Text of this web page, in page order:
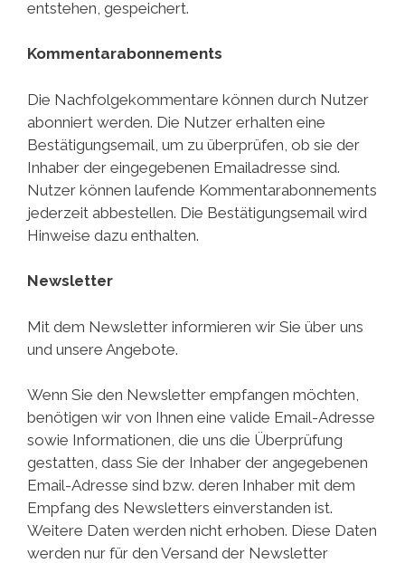
entstehen, gespeichert.
Kommentarabonnements
Die Nachfolgekommentare können durch Nutzer
abonniert werden. Die Nutzer erhalten eine
Bestätigungsemail, um zu überprüfen, ob sie der
Inhaber der eingegebenen Emailadresse sind.
Nutzer können laufende Kommentarabonnements
jederzeit abbestellen. Die Bestätigungsemail wird
Hinweise dazu enthalten.
Newsletter
Mit dem Newsletter informieren wir Sie über uns
und unsere Angebote.
Wenn Sie den Newsletter empfangen möchten,
benötigen wir von Ihnen eine valide Email-Adresse
sowie Informationen, die uns die Überprüfung
gestatten, dass Sie der Inhaber der angegebenen
Email-Adresse sind bzw. deren Inhaber mit dem
Empfang des Newsletters einverstanden ist.
Weitere Daten werden nicht erhoben. Diese Daten
werden nur für den Versand der Newsletter